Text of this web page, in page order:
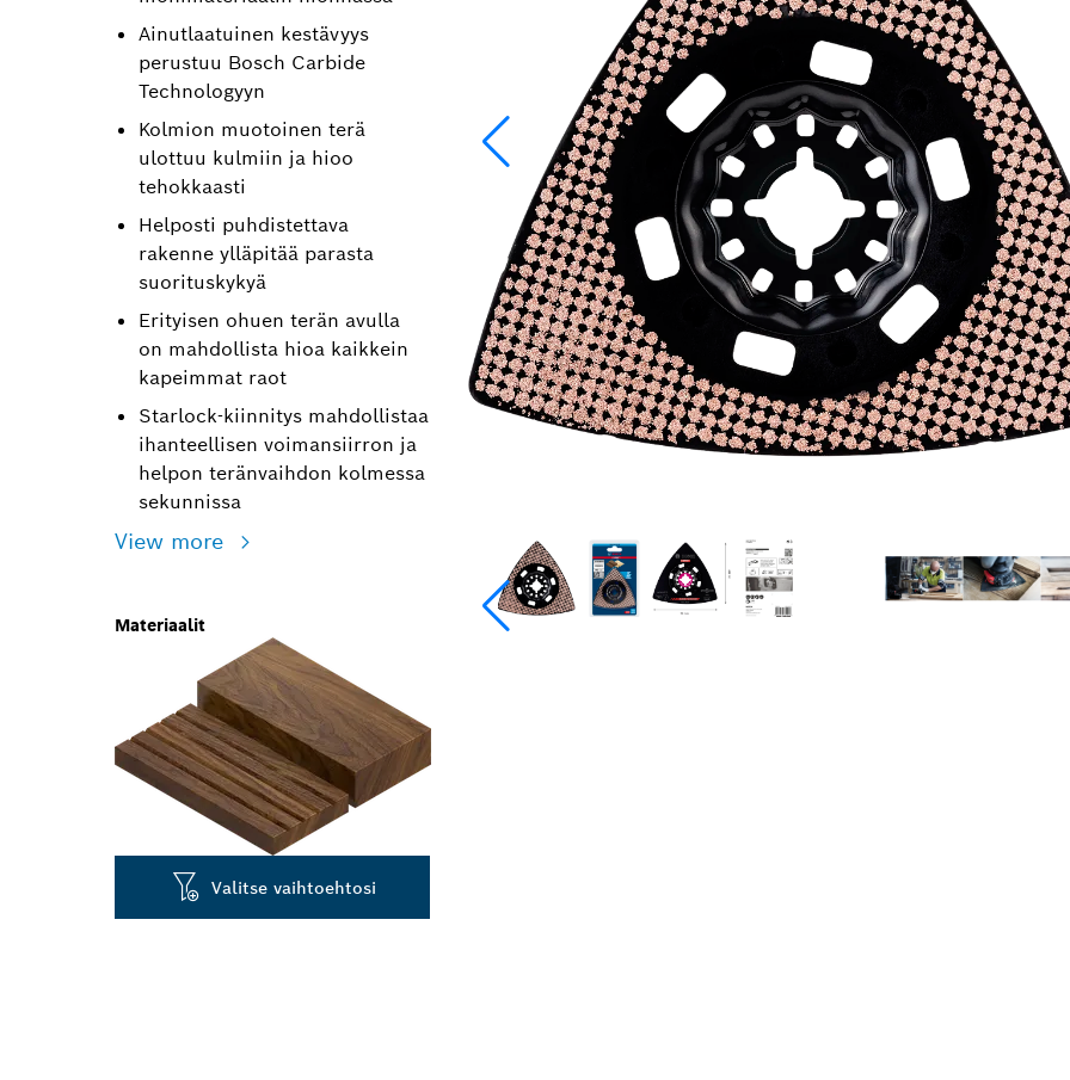
Ainutlaatuinen kestävyys
perustuu Bosch Carbide
Technologyyn
Kolmion muotoinen terä
ulottuu kulmiin ja hioo
tehokkaasti
Helposti puhdistettava
rakenne ylläpitää parasta
suorituskykyä
Erityisen ohuen terän avulla
on mahdollista hioa kaikkein
kapeimmat raot
Starlock-kiinnitys mahdollistaa
ihanteellisen voimansiirron ja
helpon teränvaihdon kolmessa
sekunnissa
View more
Materiaalit
Valitse vaihtoehtosi